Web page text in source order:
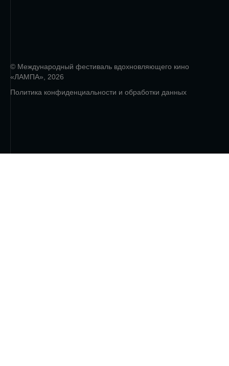
© Международный фестиваль вдохновляющего кино
«ЛАМПА», 2026
Политика конфиденциальности и обработки данных